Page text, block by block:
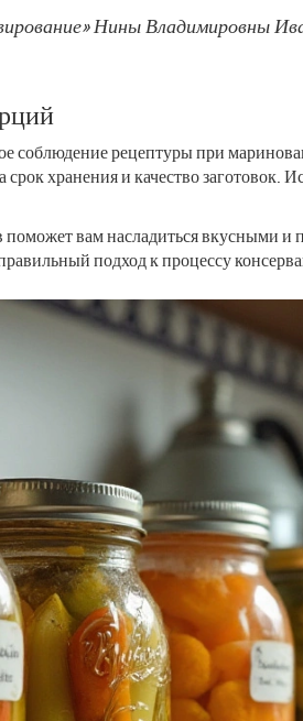
Нины Владимировны
соблюдение рецептуры при
хранения и качество
поможет вам насладиться
подход к процессу